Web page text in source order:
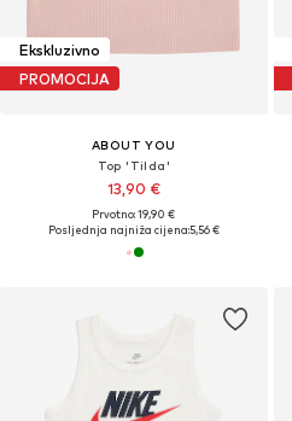
Ekskluzivno
PROMOCIJA
ABOUT YOU
Top 'Tilda'
13,90 €
Prvotno: 19,90 €
Posljednja najniža cijena:5,56 €